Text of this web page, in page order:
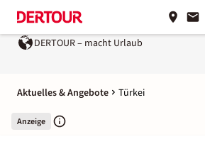
Ein Unternehmen derREWE Group
Aktuelles & Angebote Türkei
Anzeige